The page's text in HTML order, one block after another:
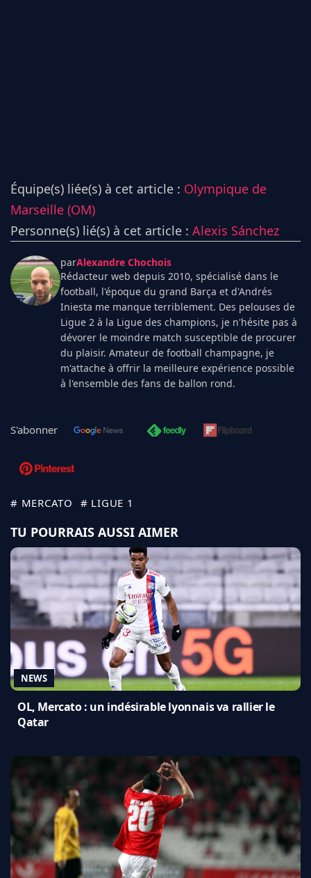
Équipe(s) liée(s) à cet article : Olympique de
Marseille (OM)
Personne(s) lié(s) à cet article : Alexis Sánchez
parAlexandre Chochois
Rédacteur web depuis 2010, spécialisé dans le
football, l'époque du grand Barça et d'Andrés
Iniesta me manque terriblement. Des pelouses de
Ligue 2 à la Ligue des champions, je n'hésite pas à
dévorer le moindre match susceptible de procurer
du plaisir. Amateur de football champagne, je
m'attache à offrir la meilleure expérience possible
à l'ensemble des fans de ballon rond.
S'abonner
# MERCATO # LIGUE 1
TU POURRAIS AUSSI AIMER
NEWS
OL, Mercato : un indésirable lyonnais va rallier le
Qatar